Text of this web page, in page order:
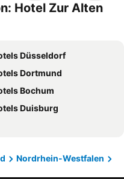
Hotel Zur Alten
Düsseldorf
Dortmund
Bochum
Duisburg
Nordrhein-Westfalen